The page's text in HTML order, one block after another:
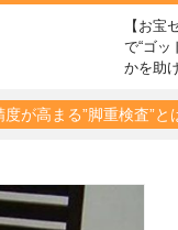
【お宝
で“ゴッ
かを助
が高まる”脚重検査”と